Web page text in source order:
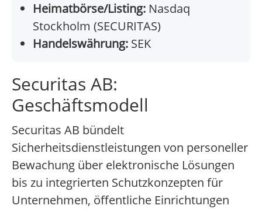
Heimatbörse/Listing: Nasdaq
Stockholm (SECURITAS)
Handelswährung: SEK
Securitas AB:
Geschäftsmodell
Securitas AB bündelt
Sicherheitsdienstleistungen von personeller
Bewachung über elektronische Lösungen
bis zu integrierten Schutzkonzepten für
Unternehmen, öffentliche Einrichtungen